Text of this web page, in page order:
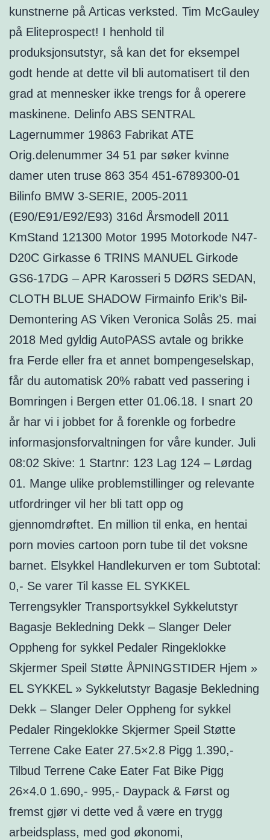
kunstnerne på Articas verksted. Tim McGauley
på Eliteprospect! I henhold til
produksjonsutstyr, så kan det for eksempel
godt hende at dette vil bli automatisert til den
grad at mennesker ikke trengs for å operere
maskinene. Delinfo ABS SENTRAL
Lagernummer 19863 Fabrikat ATE
Orig.delenummer 34 51 par søker kvinne
damer uten truse 863 354 451-6789300-01
Bilinfo BMW 3-SERIE, 2005-2011
(E90/E91/E92/E93) 316d Årsmodell 2011
KmStand 121300 Motor 1995 Motorkode N47-
D20C Girkasse 6 TRINS MANUEL Girkode
GS6-17DG – APR Karosseri 5 DØRS SEDAN,
CLOTH BLUE SHADOW Firmainfo Erik’s Bil-
Demontering AS Viken Veronica Solås 25. mai
2018 Med gyldig AutoPASS avtale og brikke
fra Ferde eller fra et annet bompengeselskap,
får du automatisk 20% rabatt ved passering i
Bomringen i Bergen etter 01.06.18. I snart 20
år har vi i jobbet for å forenkle og forbedre
informasjonsforvaltningen for våre kunder. Juli
08:02 Skive: 1 Startnr: 123 Lag 124 – Lørdag
01. Mange ulike problemstillinger og relevante
utfordringer vil her bli tatt opp og
gjennomdrøftet. En million til enka, en hentai
porn movies cartoon porn tube til det voksne
barnet. Elsykkel Handlekurven er tom Subtotal:
0,- Se varer Til kasse EL SYKKEL
Terrengsykler Transportsykkel Sykkelutstyr
Bagasje Bekledning Dekk – Slanger Deler
Oppheng for sykkel Pedaler Ringeklokke
Skjermer Speil Støtte ÅPNINGSTIDER Hjem »
EL SYKKEL » Sykkelutstyr Bagasje Bekledning
Dekk – Slanger Deler Oppheng for sykkel
Pedaler Ringeklokke Skjermer Speil Støtte
Terrene Cake Eater 27.5×2.8 Pigg 1.390,-
Tilbud Terrene Cake Eater Fat Bike Pigg
26×4.0 1.690,- 995,- Daypack & Først og
fremst gjør vi dette ved å være en trygg
arbeidsplass, med god økonomi,